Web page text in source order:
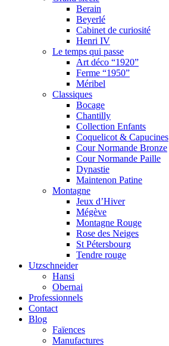
Berain
Beyerlé
Cabinet de curiosité
Henri IV
Le temps qui passe
Art déco “1920”
Ferme “1950”
Méribel
Classiques
Bocage
Chantilly
Collection Enfants
Coquelicot & Capucines
Cour Normande Bronze
Cour Normande Paille
Dynastie
Maintenon Patine
Montagne
Jeux d’Hiver
Mégève
Montagne Rouge
Rose des Neiges
St Pétersbourg
Tendre rouge
Utzschneider
Hansi
Obernai
Professionnels
Contact
Blog
Faïences
Manufactures